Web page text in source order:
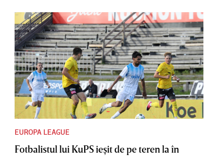
EUROPA LEAGUE
Fotbalistul lui KuPS ieşit de pe teren la în